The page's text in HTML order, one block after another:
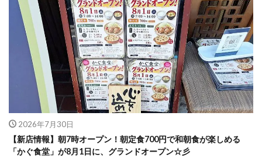
2026年7月30日
【新店情報】朝7時オープン！朝定食700円で和朝食が楽しめる
「かぐ食堂」が8月1日に、グランドオープン☆彡